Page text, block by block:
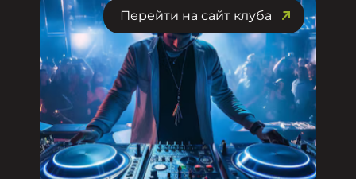
Перейти на сайт клуба